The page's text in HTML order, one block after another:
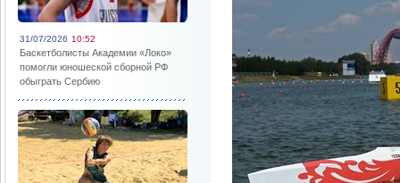
31/07/2026 10:52
Баскетболисты Академии «Локо»
помогли юношеской сборной РФ
обыграть Сербию